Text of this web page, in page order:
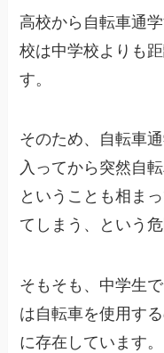
高校から自転車通
校は中学校よりも
す。
そのため、自転車
入ってから突然自
ということも相ま
てしまう、という
そもそも、中学生
は自転車を使用す
に存在しています。